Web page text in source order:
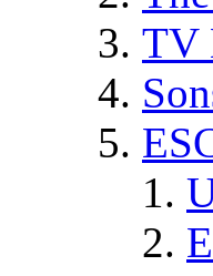
TV